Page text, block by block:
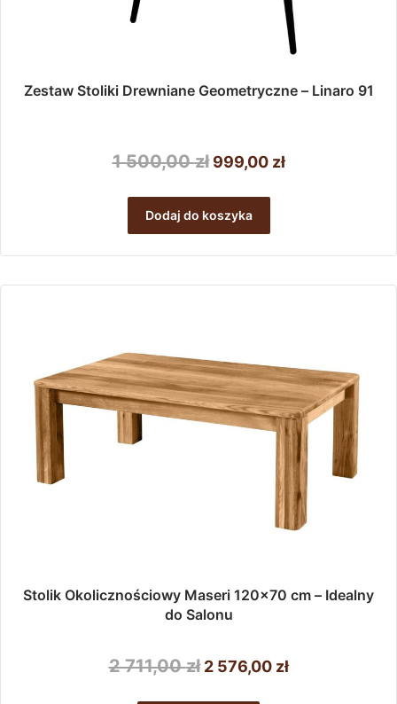
Zestaw Stoliki Drewniane Geometryczne – Linaro 91
1 500,00zł Pierwotna
wynosiła:
1
500,00 zł.
999,00 złAktualna
Dodaj do koszyka
Stolik Okolicznościowy Maseri 120×70 cm – Idealny
do Salonu
2 711,00zł Pierwotna
2 576,00 złAktualna